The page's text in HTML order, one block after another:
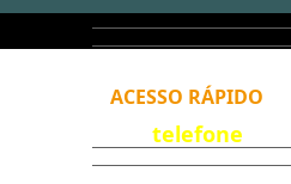
ACESSO RÁPIDO
telefone